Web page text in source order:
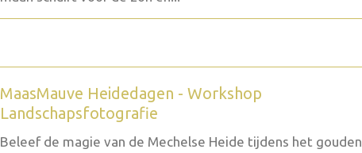
MaasMauve Heidedagen - Workshop
Landschapsfotografie
Beleef de magie van de Mechelse Heide tijdens het gouden